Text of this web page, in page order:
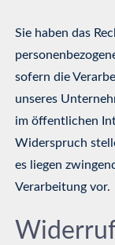
Sie haben das
sofern die
unseres
im öffentlichen
Widerspruch
es liegen
Verarbeitung vor.